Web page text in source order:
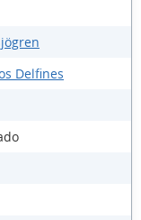
Delfines